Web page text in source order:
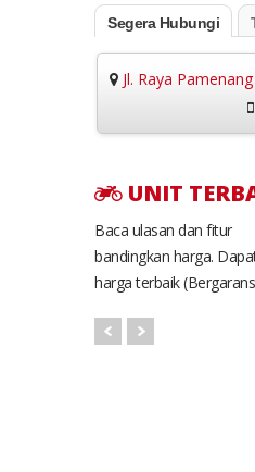
Segera Hubungi
Jl. Raya
UNIT
Baca ulasan dan fitur
bandingkan harga.
harga terbaik